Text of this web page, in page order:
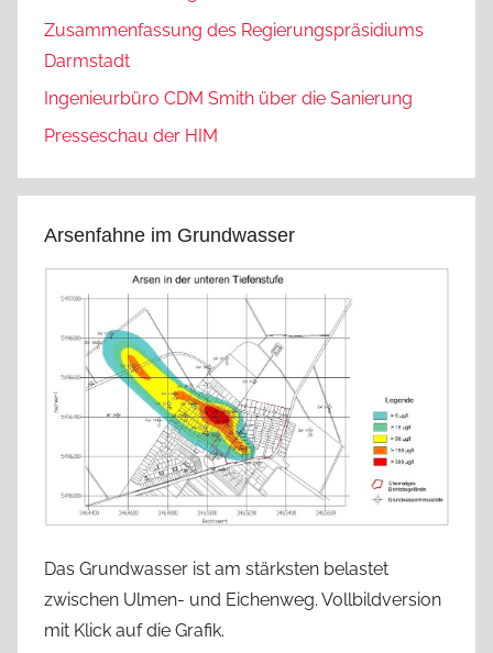
Zusammenfassung des Regierungspräsidiums
Darmstadt
Ingenieurbüro CDM Smith über die Sanierung
Presseschau der HIM
Arsenfahne im Grundwasser
Das Grundwasser ist am stärksten belastet
zwischen Ulmen- und Eichenweg. Vollbildversion
mit Klick auf die Grafik.